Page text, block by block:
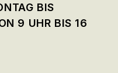
BIS
9 UHR BIS 16